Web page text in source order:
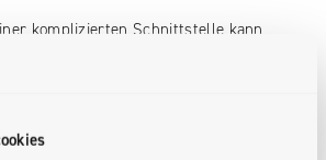
komplizierten Schnittstelle kann
und sie dazu bringen, ihren Einkauf